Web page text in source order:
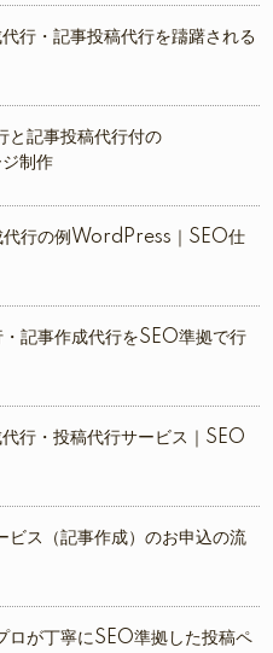
行・記事投稿代行を躊躇される
と記事投稿代行付の
制作
代行の例WordPress｜SEO仕
記事作成代行をSEO準拠で行
行・投稿代行サービス｜SEO
ビス（記事作成）のお申込の流
ロが丁寧にSEO準拠した投稿ペ